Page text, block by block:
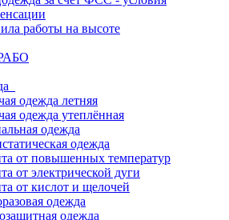
работы на высоте
одежда летняя
одежда утеплённая
одежда
одежда
от повышенных температур
от электрической дуги
от кислот и щелочей
одежда
одежда